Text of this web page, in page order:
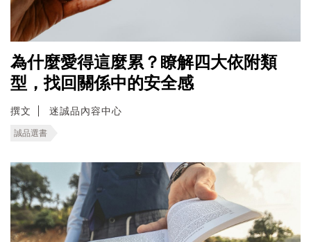
為什麼愛得這麼累？瞭解四大依附類
型，找回關係中的安全感
撰文 迷誠品內容中心
誠品選書